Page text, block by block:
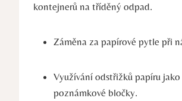
kontejnerů na tříděný odpad.
Záměna za papírové pytle při
Využívání odstřižků papíru jako
poznámkové bločky.